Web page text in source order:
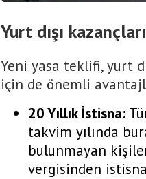
Yurt dışı
Yeni yasa teklifi, yurt
için de önemli
20 Yıllık İstisna:
takvim yılında
bulunmayan
vergisinden